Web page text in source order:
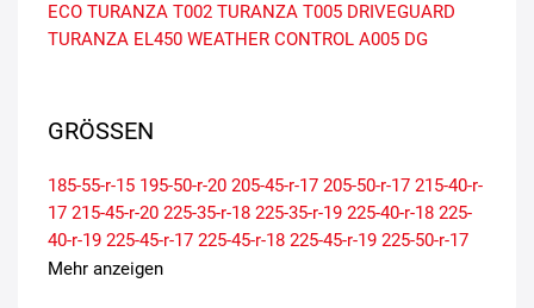
ECO TURANZA T002 TURANZA T005 DRIVEGUARD
TURANZA EL450 WEATHER CONTROL A005 DG
GRÖSSEN
185-55-r-15 195-50-r-20 205-45-r-17 205-50-r-17 215-40-r-
17 215-45-r-20 225-35-r-18 225-35-r-19 225-40-r-18 225-
40-r-19 225-45-r-17 225-45-r-18 225-45-r-19 225-50-r-17
225-50-r-18 225-55-r-17
Mehr anzeigen